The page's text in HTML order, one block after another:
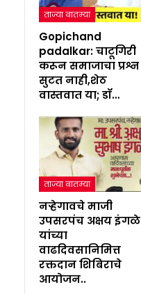
ताज्या बातम्या
Gopichand
padalkar: चाटूगिरी
करून समाजाचा प्रश्न
सुटत नाही,शेठ
वास्तवात या; डॉ…
ताज्या बातम्या
नऱ्हेगावचे माजी
उपसरपंच अक्षय इंगळे
यांच्या
वाढदिवसानिमित्त
रक्तदान शिबिराचे
आयोजन..